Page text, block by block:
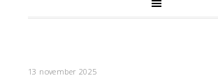
13 november 2025